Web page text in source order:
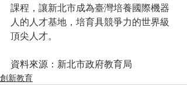
課程，讓新北市成為臺灣培養國際機器
人的人才基地，培育具競爭力的世界級
頂尖人才。
資料來源：新北市政府教育局
創新教育